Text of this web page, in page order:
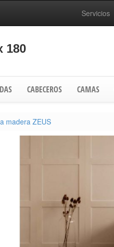
Servicios
180
CABECEROS CAMAS
madera ZEUS